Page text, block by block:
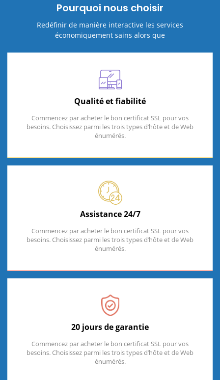
Pourquoi nous choisir
Redéfinir de manière interactive les services
économiquement sains alors que
Qualité et fiabilité
Commencez par acheter le bon certificat SSL pour vos
besoins. Choisissez parmi les trois types d’hôte et de Web
énumérés.
Assistance 24/7
Commencez par acheter le bon certificat SSL pour vos
besoins. Choisissez parmi les trois types d’hôte et de Web
énumérés.
20 jours de garantie
Commencez par acheter le bon certificat SSL pour vos
besoins. Choisissez parmi les trois types d’hôte et de Web
énumérés.